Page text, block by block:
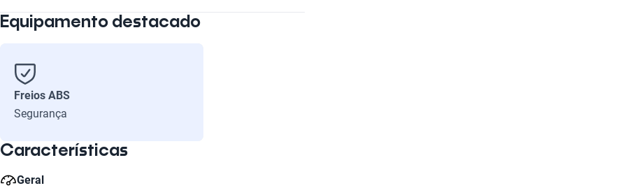
Equipamento destacado
Freios ABS
Segurança
Características
Geral